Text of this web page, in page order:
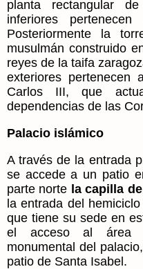
planta rectangular
inferiores
Posteriormente la
musulmán construido
reyes de la taifa
exteriores pertenecen
Carlos III, que
dependencias de las
Palacio islámico
A través de la entrada
se accede a un patio
parte norte la capilla
la entrada del
que tiene su sede en
el acceso al área
monumental del
patio de Santa Isabel.